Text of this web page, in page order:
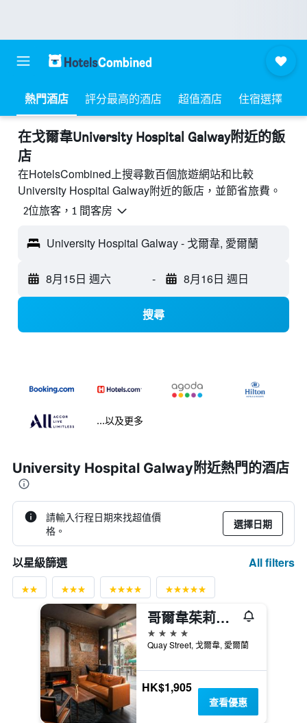
熱門酒店 評分最高的酒店 超值酒店 住宿選擇
​在戈爾韋University Hospital Galway附近​的飯
店
在HotelsCombined上搜尋數百個旅遊網站和比較
University Hospital Galway附近的飯店，並節省旅費。
2位旅客，1 間客房
University Hospital Galway - 戈爾韋, 愛爾蘭
8月15日 週六 - 8月16日 週日
搜尋
...以及更多
University Hospital Galway附近熱門的酒店
請輸入行程日期來找超值價
格。
選擇日期
以星級篩選 All filters
哥爾韋茱莉斯酒店 - 高威
4星級
Quay Street, 戈爾韋, 愛爾蘭
HK$1,905
查看優惠